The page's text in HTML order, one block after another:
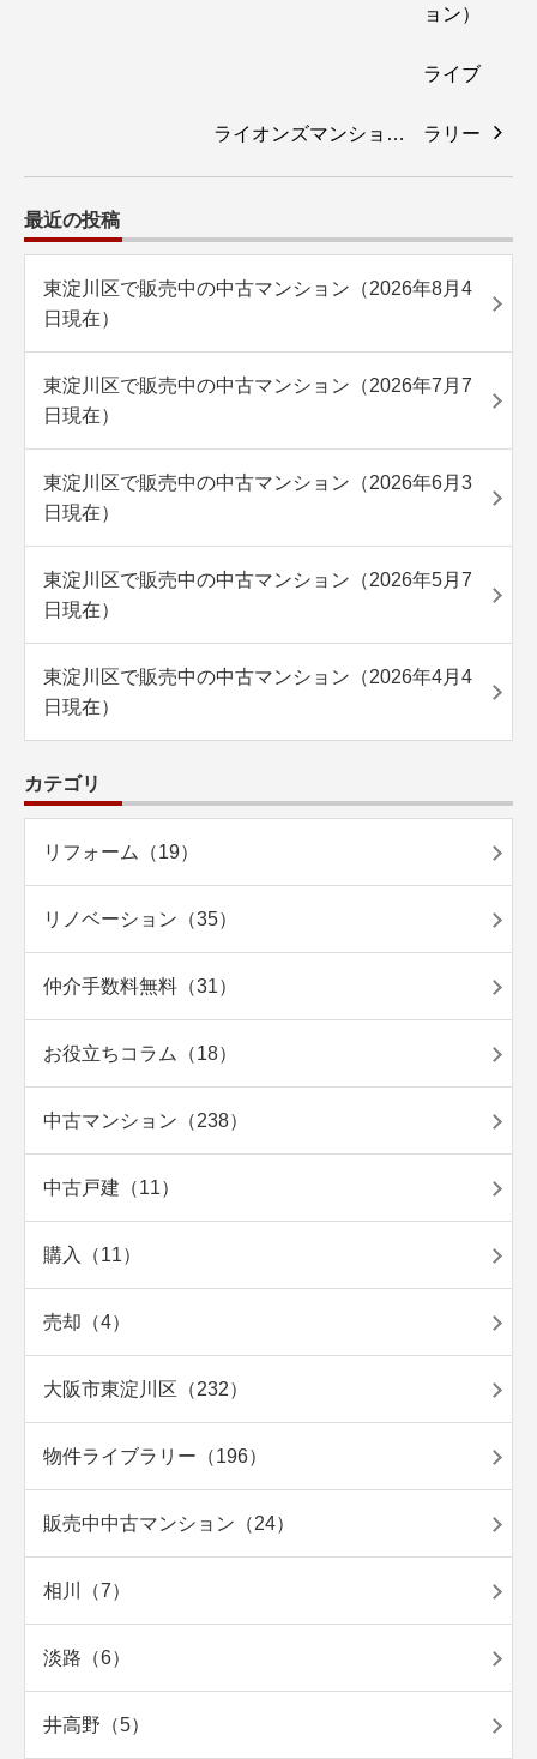
ライオンズマンショ…
最近の投稿
東淀川区で販売中の中古マンション（2026年8月4
日現在）
東淀川区で販売中の中古マンション（2026年7月7
日現在）
東淀川区で販売中の中古マンション（2026年6月3
日現在）
東淀川区で販売中の中古マンション（2026年5月7
日現在）
東淀川区で販売中の中古マンション（2026年4月4
日現在）
カテゴリ
リフォーム（19）
リノベーション（35）
仲介手数料無料（31）
お役立ちコラム（18）
中古マンション（238）
中古戸建（11）
購入（11）
売却（4）
大阪市東淀川区（232）
物件ライブラリー（196）
販売中中古マンション（24）
相川（7）
淡路（6）
井高野（5）